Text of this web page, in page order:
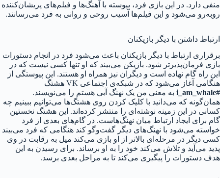
منفی دارد. در این بازی فرد، پیوسته با آهنگ‌ها و فیلم‌های پریشان‌کننده
روبه‌رو می‌شود و این فیلم‌ها آسیب روحی و روانی به فرد می‌رسانند.
ارتباط داشتن با دیگر بازیکنان
برقراری ارتباط با دیگر بازیکنان باعث می‌شود فرد در انجام دستورات
بازی فرمان‌پذیرتر شود. بازیکن می‌بیند که او تنها کسی نیست که در
این راه گام نهاده است و دیگران نیز همراه او هستند. این پیوستگی از
هنگامی آغاز می‌شود که در شبکه‌ی اجتماعی VK هشتگ
#i_am_whale
به معنی من یک نهنگ آبی هستم را می‌نویسند.
همان‌گونه که می‌دانید با کلیک کردن روی هشتگ‌ها می‌توانیم ببینیم چه
کسانی در این زمینه نوشته‌ای را منتشر کرده‌اند. این هشتگ نخستین
گام برای ایجاد ارتباط میان نهنگ‌هاست. در گام‌های بعدی از فرد
خواسته می‌شود با نهنگ‌های دیگر گفت‌و‌گو کند هنگامی که فرد می‌بیند
کسی دیگر در مرحله‌ای بالاتر از او بازی می‌کند میل به رقابت در وی
پدید می‌آید و تلاش می‌کند خود را به او برساند. برای رسیدن به این
هدف دستورات را پیگیری می‌کند تا به مراحل بعدی برسد.